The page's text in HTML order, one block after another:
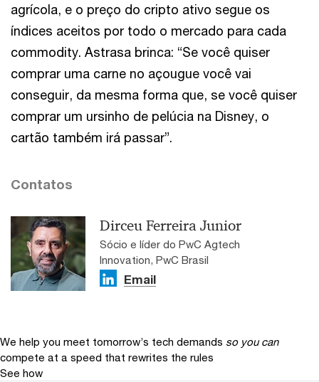
agrícola, e o preço do cripto ativo segue os
índices aceitos por todo o mercado para cada
commodity. Astrasa brinca: “Se você quiser
comprar uma carne no açougue você vai
conseguir, da mesma forma que, se você quiser
comprar um ursinho de pelúcia na Disney, o
cartão também irá passar”.
Contatos
Dirceu Ferreira Junior
Sócio e líder do PwC Agtech
Innovation, PwC Brasil
Email
We help you meet tomorrow’s tech demands so you can
compete at a speed that rewrites the rules
See how